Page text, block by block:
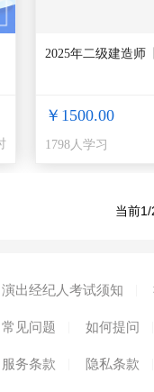
2025年二级建造师
￥1500.00
1798人学习
当前
演出经纪人考试须知
常见问题 如何提问
服务条款 隐私条款